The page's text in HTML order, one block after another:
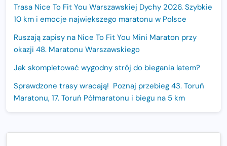
Trasa Nice To Fit You Warszawskiej Dychy 2026. Szybkie
10 km i emocje największego maratonu w Polsce
Ruszają zapisy na Nice To Fit You Mini Maraton przy
okazji 48. Maratonu Warszawskiego
Jak skompletować wygodny strój do biegania latem?
Sprawdzone trasy wracają! Poznaj przebieg 43. Toruń
Maratonu, 17. Toruń Półmaratonu i biegu na 5 km